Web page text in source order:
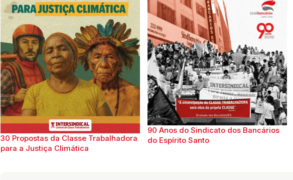
30 Propostas da Classe Trabalhadora
para a Justiça Climática
90 Anos do Sindicato dos Bancários
do Espírito Santo